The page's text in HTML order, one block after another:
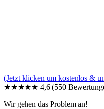
(Jetzt klicken um kostenlos &
★★★★★ 4,6 (550
Wir gehen das Problem an!